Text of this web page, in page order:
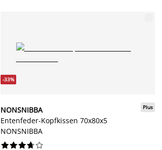
-33%
NONSNIBBA
Entenfeder-Kopfkissen 70x80x5
NONSNIBBA
Plus





